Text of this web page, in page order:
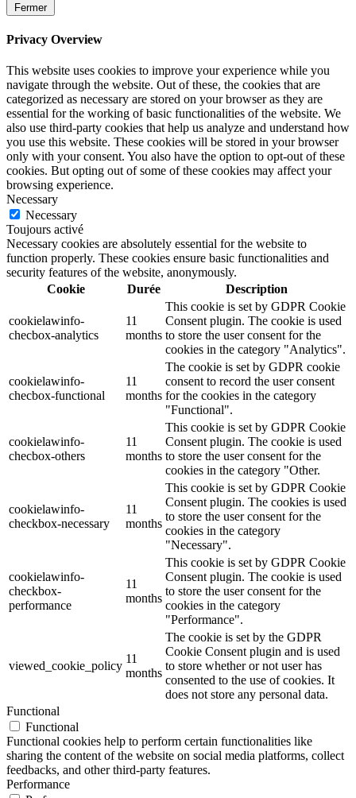
Fermer
Privacy Overview
This website uses cookies to improve your experience while you
navigate through the website. Out of these, the cookies that are
categorized as necessary are stored on your browser as they are
essential for the working of basic functionalities of the website. We
also use third-party cookies that help us analyze and understand how
you use this website. These cookies will be stored in your browser
only with your consent. You also have the option to opt-out of these
cookies. But opting out of some of these cookies may affect your
browsing experience.
Necessary
Necessary
Toujours activé
Necessary cookies are absolutely essential for the website to
function properly. These cookies ensure basic functionalities and
security features of the website, anonymously.
Cookie
Durée Description
cookielawinfo-
checbox-analytics
11
months
This cookie is set by GDPR Cookie
Consent plugin. The cookie is used
to store the user consent for the
cookies in the category "Analytics".
cookielawinfo-
checbox-functional
11
months
The cookie is set by GDPR cookie
consent to record the user consent
for the cookies in the category
"Functional".
cookielawinfo-
checbox-others
11
months
This cookie is set by GDPR Cookie
Consent plugin. The cookie is used
to store the user consent for the
cookies in the category "Other.
cookielawinfo-
checkbox-necessary
11
months
This cookie is set by GDPR Cookie
Consent plugin. The cookies is used
to store the user consent for the
cookies in the category
"Necessary".
cookielawinfo-
checkbox-
performance
11
months
This cookie is set by GDPR Cookie
Consent plugin. The cookie is used
to store the user consent for the
cookies in the category
"Performance".
viewed_cookie_policy
11
months
The cookie is set by the GDPR
Cookie Consent plugin and is used
to store whether or not user has
consented to the use of cookies. It
does not store any personal data.
Functional
Functional
Functional cookies help to perform certain functionalities like
sharing the content of the website on social media platforms, collect
feedbacks, and other third-party features.
Performance